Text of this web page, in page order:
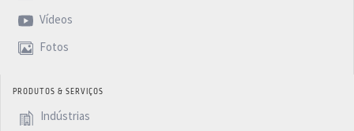
Vídeos
Fotos
PRODUTOS & SERVIÇOS
Indústrias